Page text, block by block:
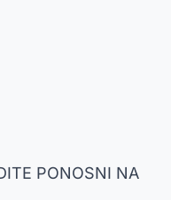
PONOSNI NA